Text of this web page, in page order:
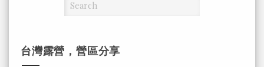
台灣露營，營區分享